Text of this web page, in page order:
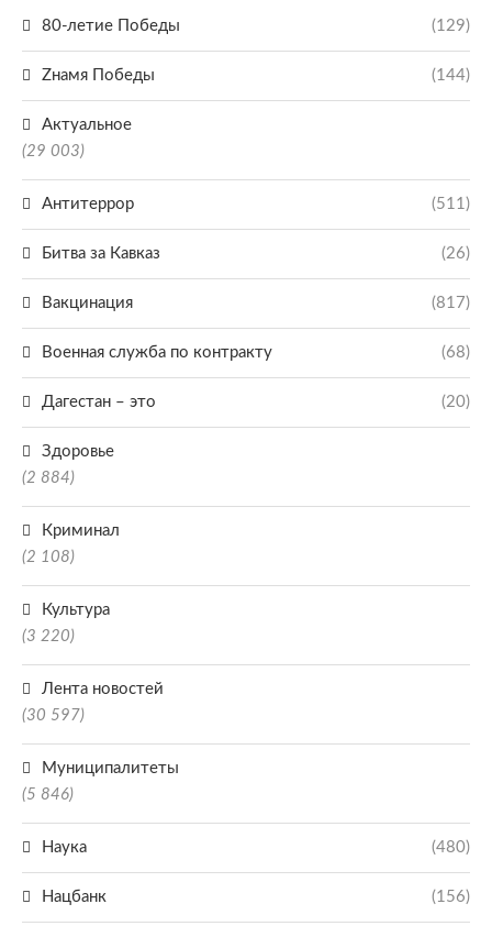
80-летие Победы (129)
Zнамя Победы (144)
Актуальное
(29 003)
Антитеррор (511)
Битва за Кавказ (26)
Вакцинация (817)
Военная служба по контракту (68)
Дагестан – это (20)
Здоровье
(2 884)
Криминал
(2 108)
Культура
(3 220)
Лента новостей
(30 597)
Муниципалитеты
(5 846)
Наука (480)
Нацбанк (156)